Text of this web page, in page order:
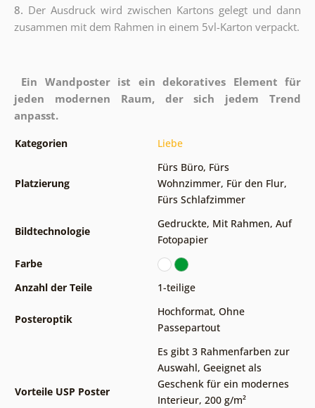
8. Der Ausdruck wird zwischen Kartons gelegt und dann
zusammen mit dem Rahmen in einem 5vl-Karton verpackt.
Ein Wandposter ist ein dekoratives Element für
jeden modernen Raum, der sich jedem Trend
anpasst.
Kategorien Liebe
Platzierung
Fürs Büro, Fürs
Wohnzimmer, Für den Flur,
Fürs Schlafzimmer
Bildtechnologie
Gedruckte, Mit Rahmen, Auf
Fotopapier
Farbe
Anzahl der Teile
1-teilige
Posteroptik
Hochformat, Ohne
Passepartout
Vorteile USP Poster
Es gibt 3 Rahmenfarben zur
Auswahl, Geeignet als
Geschenk für ein modernes
Interieur, 200 g/m²